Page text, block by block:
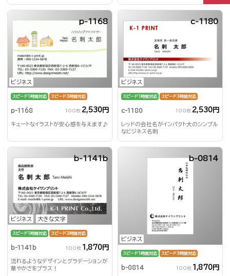
ビジネス
p-1168
スピード1時間対応 スピード3時間対応
p-1168 100枚 2,530円
キュートなイラストが安心感を与えます♪
ビジネス
c-1180
スピード1時間対応 スピード3時間対応
c-1180 100枚 2,530円
レッドの会社名がインパクト大のシンプル
なビジネス名刺
ビジネス 大きな文字
b-1141b
スピード1時間対応 スピード3時間対応
b-1141b 100枚 1,870円
流れるようなデザインとグラデーションが
華やかさをプラス！
ビジネス
b-0814
スピード1時間対応 スピード3時間対応
b-0814 100枚 1,870円